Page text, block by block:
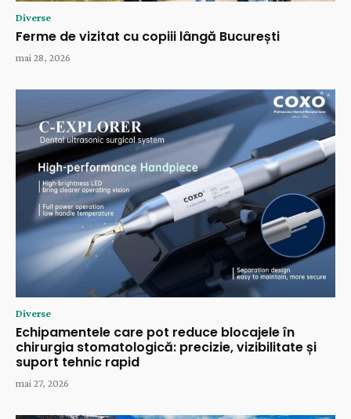
Diverse
Ferme de vizitat cu copiii lângă București
mai 28, 2026
Diverse
Echipamentele care pot reduce blocajele în
chirurgia stomatologică: precizie, vizibilitate și
suport tehnic rapid
mai 27, 2026